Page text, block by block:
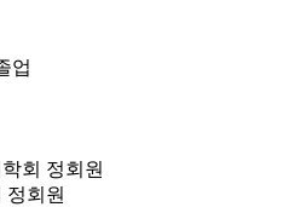
업
회 정회원
정회원